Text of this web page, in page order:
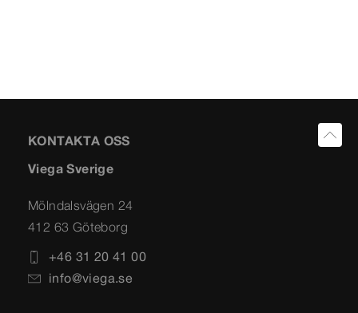
KONTAKTA OSS
Viega Sverige
Mölndalsvägen 24
412 63 Göteborg
+46 31 20 41 00
info@viega.se